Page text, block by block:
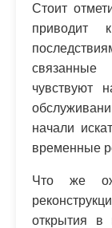
Стоит
приводит
связанные
чувствуют
начали
временные
Что же
открытия в